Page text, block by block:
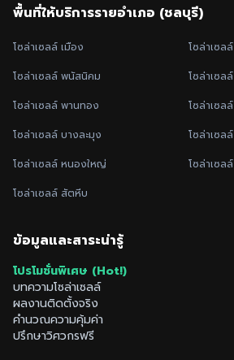
พื้นที่ให้บริการรายอำเภอ (ชลบุรี)
โซล่าเซลล์ เมือง โซล่าเซลล์
โซล่าเซลล์ พนัสนิคม โซล่าเซลล์
โซล่าเซลล์ พานทอง โซล่าเซลล์
โซล่าเซลล์ บางละมุง โซล่าเซลล์
โซล่าเซลล์ หนองใหญ่ โซล่าเซลล์
โซล่าเซลล์ สัตหีบ
ข้อมูลและสาระน่ารู้
โปรโมชั่นพิเศษ (Hot!)
บทความโซล่าเซลล์
ผลงานติดตั้งจริง
คำนวณความคุ้มค่า
ปรึกษาวิศวกรฟรี